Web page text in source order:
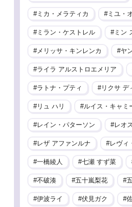
ミカ・メラティカ ミユ・
ミラン・ケストレル ミン
メリッサ・キンレンカ ヤ
ライラ アルストロエメリア
ラトナ・プティ リクサ デ
リュ ハリ ルイス・キャミ
レイン・パターソン レオ
レザ アファンルナ レヴィ
一橋綾人 七瀬 すず菜
不破湊 五十嵐梨花
伊波ライ 伏見ガク